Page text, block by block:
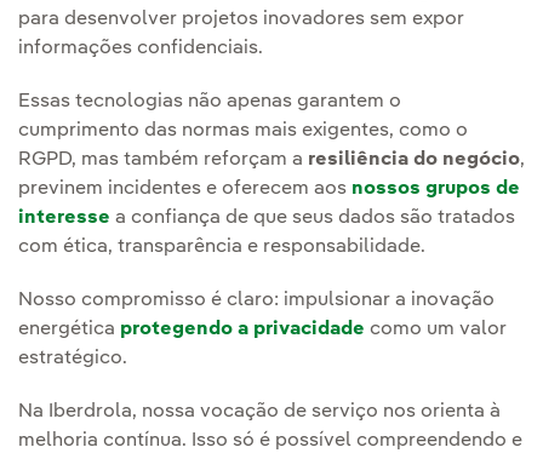
para desenvolver projetos inovadores sem expor
informações confidenciais.
Essas tecnologias não apenas garantem o
cumprimento das normas mais exigentes, como o
RGPD, mas também reforçam a resiliência do negócio,
previnem incidentes e oferecem aos nossos grupos de
interesse a confiança de que seus dados são tratados
com ética, transparência e responsabilidade.
Nosso compromisso é claro: impulsionar a inovação
energética protegendo a privacidade como um valor
estratégico.
Na Iberdrola, nossa vocação de serviço nos orienta à
melhoria contínua. Isso só é possível compreendendo e